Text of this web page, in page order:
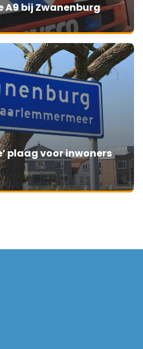
A9 bij Zwanenburg
plaag voor inwoners